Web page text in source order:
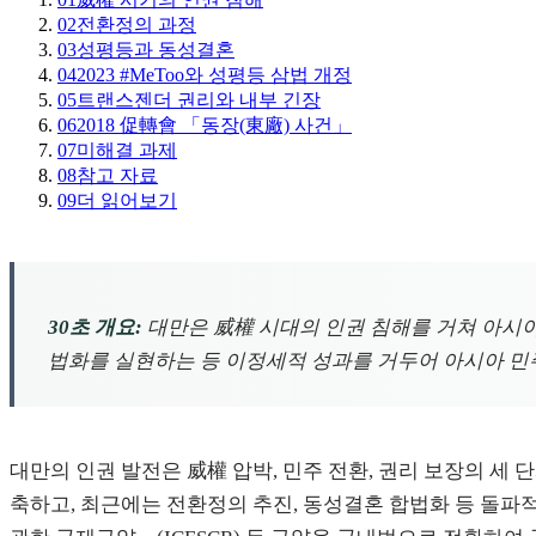
02전환정의 과정
03성평등과 동성결혼
042023 #MeToo와 성평등 삼법 개정
05트랜스젠더 권리와 내부 긴장
062018 促轉會 「동장(東廠) 사건」
07미해결 과제
08참고 자료
09더 읽어보기
30초 개요: 대만은 威權 시대의 인권 침해를 거쳐 아시
법화를 실현하는 등 이정세적 성과를 거두어 아시아
대만의 인권 발전은 威權 압박, 민주 전환, 권리 보장의 세
축하고, 최근에는 전환정의 추진, 동성결혼 합법화 등 돌파